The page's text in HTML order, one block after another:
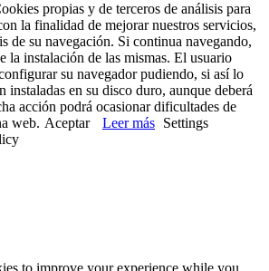
propias y de terceros de análisis para
la finalidad de mejorar nuestros servicios,
de su navegación. Si continua navegando,
la instalación de las mismas. El usuario
su navegador pudiendo, si así lo
instaladas en su disco duro, aunque deberá
acción podrá ocasionar dificultades de
web. Aceptar Leer más Settings
to improve your experience while you